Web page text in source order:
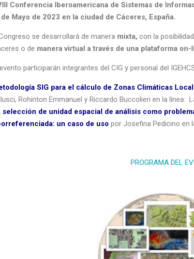
Conferencia Iberoamericana de Sistemas de
Mayo de 2023 en la ciudad de Cáceres, España.
se desarrollará de manera mixta, con la
o de manera virtual a través de una plataforma on-
participarán integrantes del CIG y personal del
SIG para el cálculo de Zonas Climáticas
Rohinton Emmanuel y Riccardo Buccolieri en la línea:
selección de unidad espacial de análisis como
un caso de uso por Josefina Pedicino en
PROGRAMA DEL